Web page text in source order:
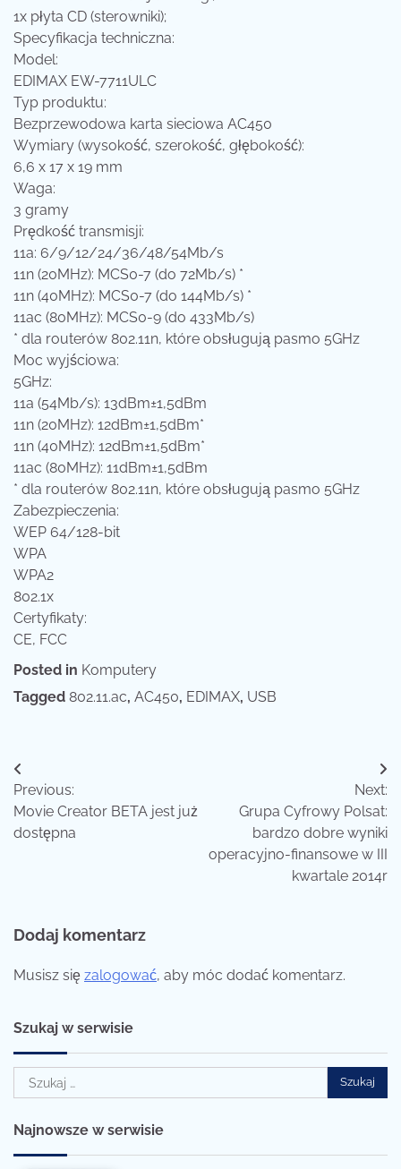
1x płyta CD (sterowniki);
Specyfikacja techniczna:
Model:
EDIMAX EW-7711ULC
Typ produktu:
Bezprzewodowa karta sieciowa AC450
Wymiary (wysokość, szerokość, głębokość):
6,6 x 17 x 19 mm
Waga:
3 gramy
Prędkość transmisji:
11a: 6/9/12/24/36/48/54Mb/s
11n (20MHz): MCS0-7 (do 72Mb/s) *
11n (40MHz): MCS0-7 (do 144Mb/s) *
11ac (80MHz): MCS0-9 (do 433Mb/s)
* dla routerów 802.11n, które obsługują pasmo 5GHz
Moc wyjściowa:
5GHz:
11a (54Mb/s): 13dBm±1,5dBm
11n (20MHz): 12dBm±1,5dBm*
11n (40MHz): 12dBm±1,5dBm*
11ac (80MHz): 11dBm±1,5dBm
* dla routerów 802.11n, które obsługują pasmo 5GHz
Zabezpieczenia:
WEP 64/128-bit
WPA
WPA2
802.1x
Certyfikaty:
CE, FCC
Posted in Komputery
Tagged 802.11.ac, AC450, EDIMAX, USB
Nawigacja
wpisu
Previous:
Movie Creator BETA jest już
dostępna
Next:
Grupa Cyfrowy Polsat:
bardzo dobre wyniki
operacyjno-finansowe w III
kwartale 2014r
Dodaj komentarz
Musisz się zalogować, aby móc dodać komentarz.
Szukaj w serwisie
Szukaj:
Najnowsze w serwisie